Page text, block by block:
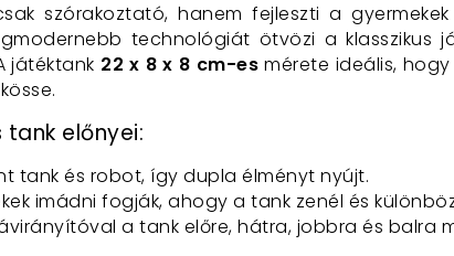
szórakoztató, hanem fejleszti a
technológiát ötvözi a klasszikus
játéktank 22 x 8 x 8 cm-es mérete ideális,
előnyei:
tank és robot, így dupla élményt nyújt.
imádni fogják, ahogy a tank zenél és
a tank előre, hátra, jobbra és balra